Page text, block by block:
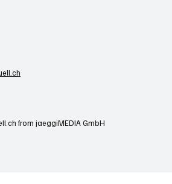
from jaeggiMEDIA GmbH